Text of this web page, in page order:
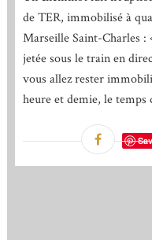
de TER, immobilisé à
Marseille Saint-Charles :
jetée sous le train en
vous allez rester
heure et demie, le temps